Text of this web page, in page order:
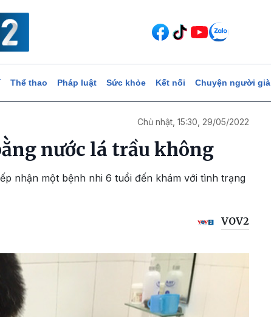
Thể thao Pháp luật Sức khỏe Kết nối Chuyện người già
Chủ nhật, 15:30, 29/05/2022
nước lá trầu không
nhận một bệnh nhi 6 tuổi đến khám với tình trạng
VOV2